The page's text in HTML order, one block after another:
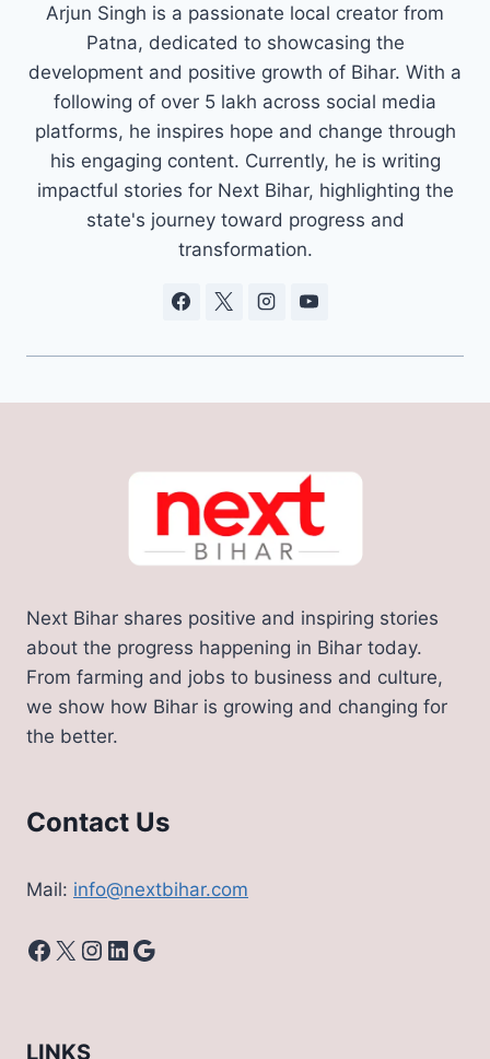
Arjun Singh is a passionate local creator from
Patna, dedicated to showcasing the
development and positive growth of Bihar. With a
following of over 5 lakh across social media
platforms, he inspires hope and change through
his engaging content. Currently, he is writing
impactful stories for Next Bihar, highlighting the
state's journey toward progress and
transformation.
Next Bihar shares positive and inspiring stories
about the progress happening in Bihar today.
From farming and jobs to business and culture,
we show how Bihar is growing and changing for
the better.
Contact Us
Mail: info@nextbihar.com
Facebook
X Instagram
LinkedIn
Google
LINKS